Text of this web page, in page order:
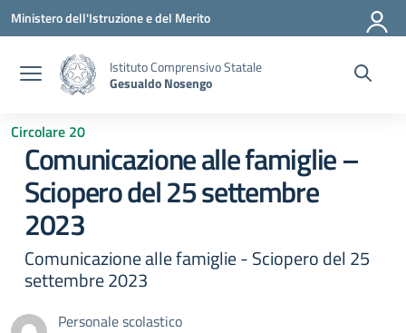
Vai ai contenuti
Vai al menu di navigazione
Vai al footer
Ministero dell'Istruzione e del Merito
Istituto Comprensivo Statale
Gesualdo Nosengo
Circolare 20
Comunicazione alle famiglie –
Sciopero del 25 settembre
2023
Comunicazione alle famiglie - Sciopero del 25
settembre 2023
Personale scolastico